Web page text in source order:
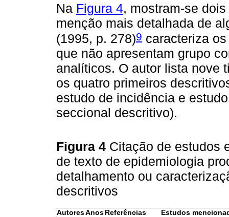
Na Figura 4, mostram-se
menção mais detalhada de
(1995, p. 278)9 caracteriza
que não apresentam grupo
analíticos. O autor lista nove
os quatro primeiros
estudo de incidência e
seccional descritivo).
Figura 4 Citação de estudos
de texto de epidemiologia
detalhamento ou
descritivos
AutoresAnos Referências Estudos